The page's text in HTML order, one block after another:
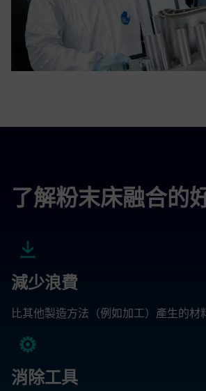
了解粉末床融合的
減少浪費
比其他製造方法（例如加工）產生的材
消除工具